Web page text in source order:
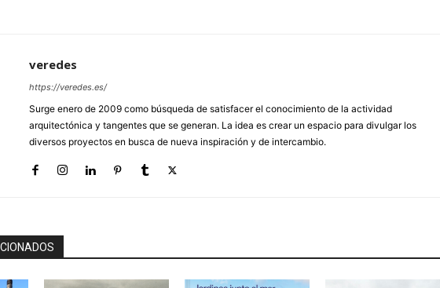
veredes
https://veredes.es/
Surge enero de 2009 como búsqueda de satisfacer el conocimiento de la actividad
arquitectónica y tangentes que se generan. La idea es crear un espacio para divulgar los
diversos proyectos en busca de nueva inspiración y de intercambio.